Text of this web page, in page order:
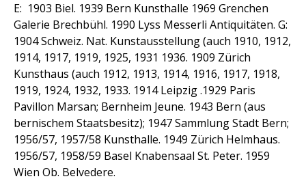
E: 1903 Biel. 1939 Bern Kunsthalle 1969 Grenchen
Galerie Brechbühl. 1990 Lyss Messerli Antiquitäten. G:
1904 Schweiz. Nat. Kunstausstellung (auch 1910, 1912,
1914, 1917, 1919, 1925, 1931 1936. 1909 Zürich
Kunsthaus (auch 1912, 1913, 1914, 1916, 1917, 1918,
1919, 1924, 1932, 1933. 1914Leipzig.1929 Paris
Pavillon Marsan; Bernheim Jeune. 1943 Bern (aus
bernischem Staatsbesitz); 1947 Sammlung Stadt Bern;
1956/57, 1957/58 Kunsthalle. 1949 Zürich Helmhaus.
1956/57, 1958/59 Basel Knabensaal St. Peter. 1959
Wien Ob. Belvedere.